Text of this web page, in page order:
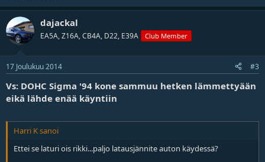
dajackal
EA5A, Z16A, CB4A, D22, E39A Club Member
17 Joulukuu 2014 #3
Vs: DOHC Sigma '94 kone sammuu hetken lämmettyään
eikä lähde enää käyntiin
Harri K sanoi
Ettei se laturi ois rikki...paljo latausjännite auton käydessä?